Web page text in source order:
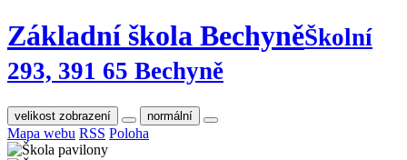
Základní škola BechyněŠkolní
293, 391 65 Bechyně
velikost zobrazení normální
Mapa webu RSS Poloha